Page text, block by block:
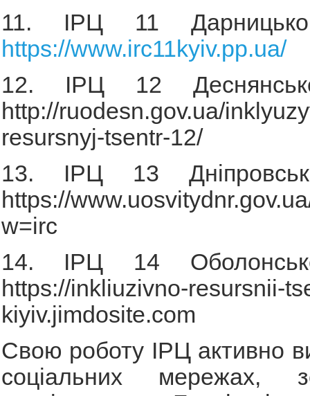
11. ІРЦ 11
https://www.irc11kyiv.pp.ua/
12. ІРЦ 12
http://ruodesn.gov.ua/
resursnyj-tsentr-12/
13. ІРЦ 13
https://
w=irc
14. ІРЦ 14
https://inkliuzivno-resursnii-
kiyiv.jimdosite.com
Свою роботу ІРЦ активно
соціальних мережах,